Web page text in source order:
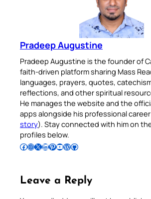
Pradeep Augustine
Pradeep Augustine is the founder of
faith-driven platform sharing Mass
languages, prayers, quotes,
reflections, and other spiritual
He manages the website and the
apps alongside his professional
story). Stay connected with him on
profiles below.
Follow Pradeep on Facebook Follow Pradeep on InstagramFollow Pradeep on X Follow Pradeep on LinkedIn Follow Pradeep on Pinterest Subscribe to Pradeep’s Youtube Channel Follow Pradeep on WordPress Follow Pradeep on GitHub
Leave a Reply